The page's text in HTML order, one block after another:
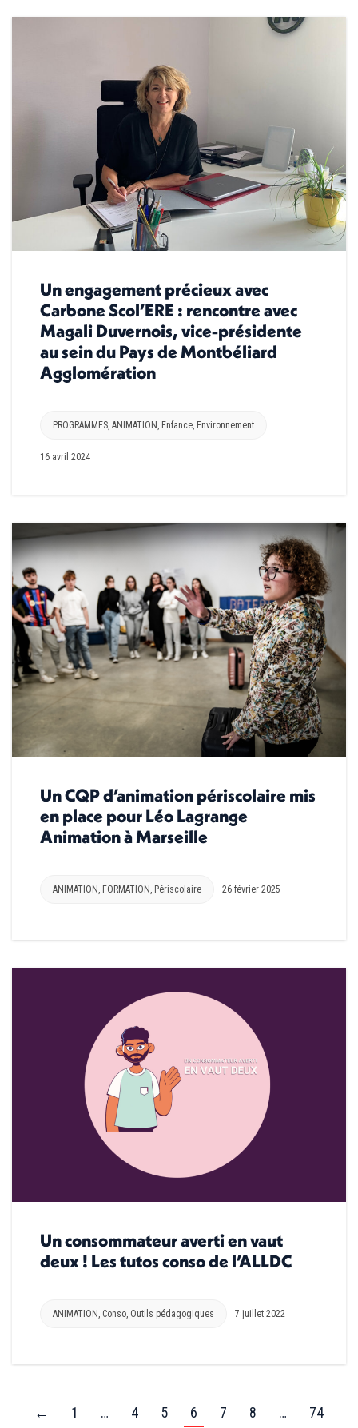
Un engagement précieux avec
Carbone Scol’ERE : rencontre avec
Magali Duvernois, vice-présidente
au sein du Pays de Montbéliard
Agglomération
PROGRAMMES, ANIMATION , Enfance, Environnement
16 avril 2024
Un CQP d’animation périscolaire mis
en place pour Léo Lagrange
Animation à Marseille
ANIMATION , FORMATION , Périscolaire 26 février 2025
Un consommateur averti en vaut
deux ! Les tutos conso de l’ALLDC
ANIMATION, Conso, Outils pédagogiques 7 juillet 2022
← 1 … 4 5 6 7 8 …
74